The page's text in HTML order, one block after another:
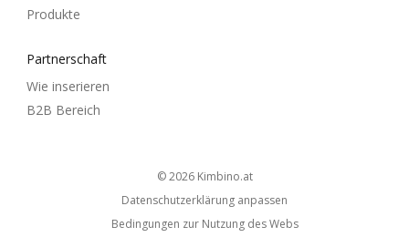
Produkte
Partnerschaft
Wie inserieren
B2B Bereich
© 2026 kimbino.at
Datenschutzerklärung anpassen
Bedingungen zur Nutzung des Webs